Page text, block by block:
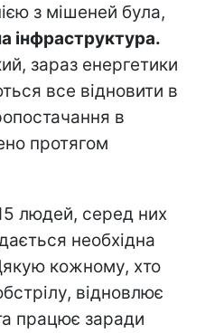
з мішеней була,
інфраструктура.
зараз енергетики
все відновити в
в
протягом
людей, серед них
необхідна
кожному, хто
відновлює
працює заради